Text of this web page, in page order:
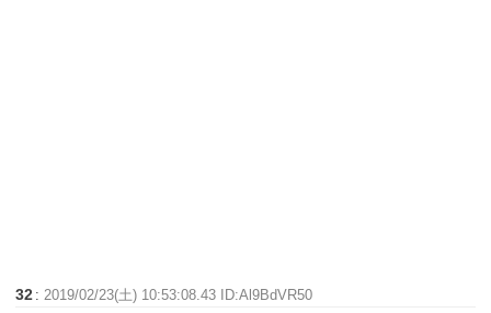
32 :2019/02/23(土) 10:53:08.43 ID:Al9BdVR50